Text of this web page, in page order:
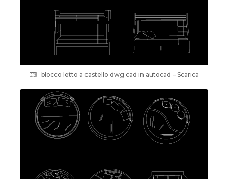
blocco letto a castello dwg cad in autocad – Scarica